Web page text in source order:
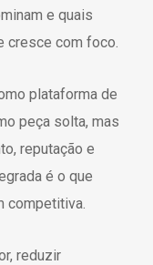
e quais
cresce com foco.
plataforma de
peça solta, mas
reputação e
é o que
competitiva.
reduzir